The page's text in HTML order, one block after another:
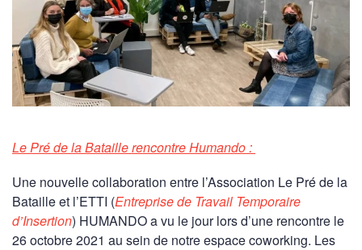
Le Pré de la Bataille rencontre Humando :
Une nouvelle collaboration entre l’Association Le Pré de la
Bataille et l’ETTI (Entreprise de Travail Temporaire
d’Insertion) HUMANDO a vu le jour lors d’une rencontre le
26 octobre 2021 au sein de notre espace coworking. Les